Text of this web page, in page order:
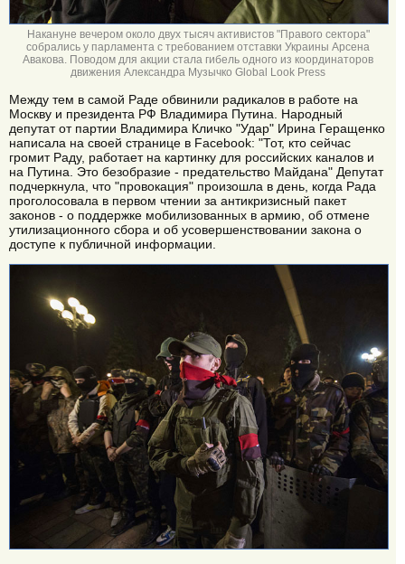
Накануне вечером около двух тысяч активистов "Правого сектора"
собрались у парламента с требованием отставки Украины Арсена
Авакова. Поводом для акции стала гибель одного из координаторов
движения Александра Музычко Global Look Press
Между тем в самой Раде обвинили радикалов в работе на
Москву и президента РФ Владимира Путина. Народный
депутат от партии Владимира Кличко "Удар" Ирина Геращенко
написала на своей странице в Facebook: "Тот, кто сейчас
громит Раду, работает на картинку для российских каналов и
на Путина. Это безобразие - предательство Майдана" Депутат
подчеркнула, что "провокация" произошла в день, когда Рада
проголосовала в первом чтении за антикризисный пакет
законов - о поддержке мобилизованных в армию, об отмене
утилизационного сбора и об усовершенствовании закона о
доступе к публичной информации.